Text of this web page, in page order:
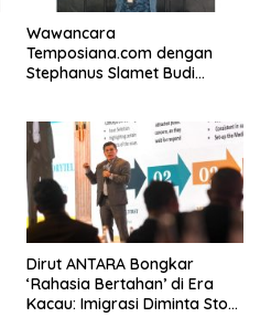
Wawancara
Temposiana.com dengan
Stephanus Slamet Budi
Dirut ANTARA Bongkar
‘Rahasia Bertahan’ di Era
Kacau: Imigrasi Diminta Stop